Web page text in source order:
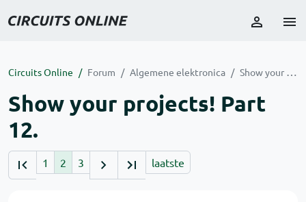
Circuits Online Forum Algemene elektronica Show your projects! Part 12.
Show your projects! Part
12.
1 2 3 laatste